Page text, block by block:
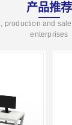
产品推荐
production and
enterprises